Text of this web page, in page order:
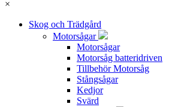
×
Skog och Trädgård
Motorsågar
Motorsågar
Motorsåg batteridriven
Tillbehör Motorsåg
Stångsågar
Kedjor
Svärd